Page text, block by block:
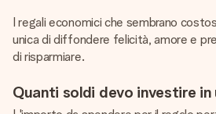
I regali economici che sembrano
unica di diffondere felicità, amore e
di risparmiare.
Quanti soldi devo investire in